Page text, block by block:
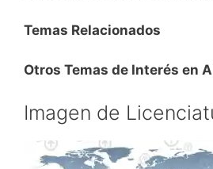
Temas Relacionados
Otros Temas de Interés en
Imagen de